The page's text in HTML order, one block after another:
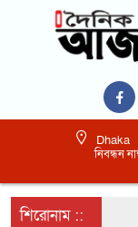
Dhaka
নিবন্ধন
শিরোনাম ::